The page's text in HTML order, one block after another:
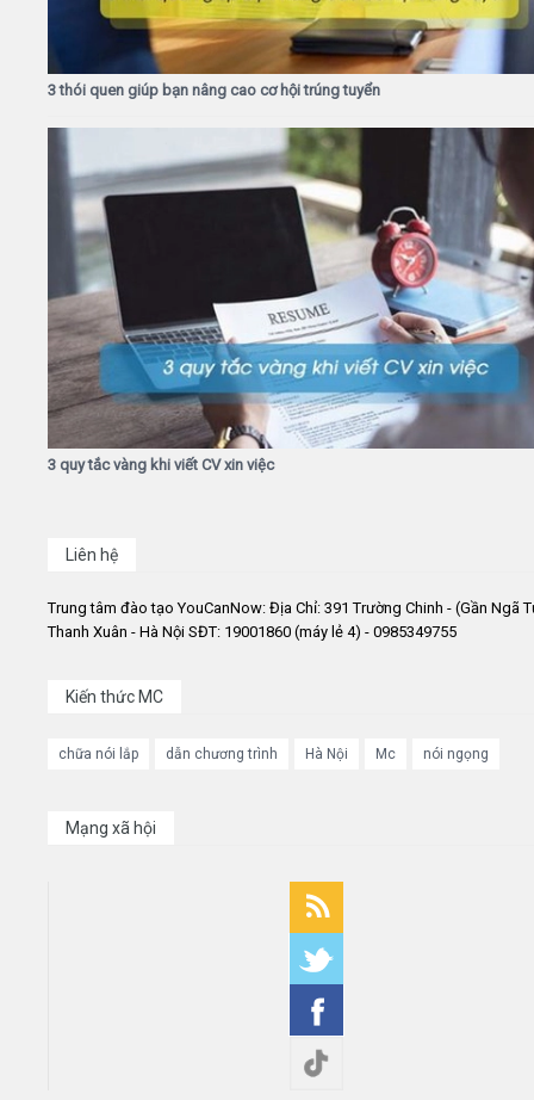
3 thói quen giúp bạn nâng cao cơ hội trúng tuyển
3 quy tắc vàng khi viết CV xin việc
Liên hệ
Trung tâm đào tạo YouCanNow: Địa Chỉ: 391 Trường Chinh - (Gần Ngã
Thanh Xuân - Hà Nội SĐT: 19001860 (máy lẻ 4) - 0985349755
Kiến thức MC
chữa nói lắp dẫn chương trình Hà Nội Mc nói ngọng
Mạng xã hội